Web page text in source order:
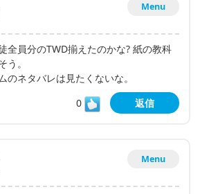
Menu
全員分のTWD揃えたのかな? 紙の教科
う。
のネタバレは見たくないな。
0
返信
Menu